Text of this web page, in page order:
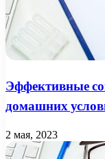
Эффективные
домашних
2 мая, 2023